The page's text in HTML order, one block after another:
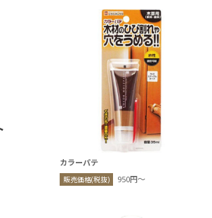
カラーパテ
販売価格(税抜) 950円〜